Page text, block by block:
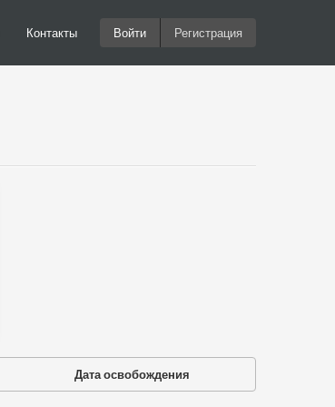
Контакты Войти Регистрация
Дата освобождения